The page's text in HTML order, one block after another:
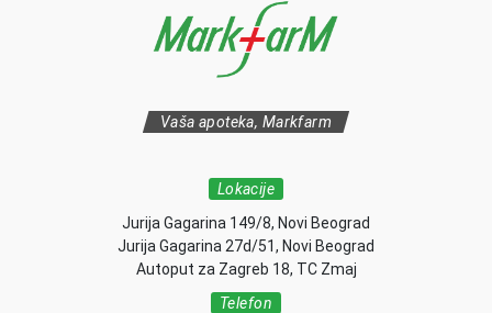
Vaša apoteka, Markfarm
Lokacije
Jurija Gagarina 149/8, Novi Beograd
Jurija Gagarina 27d/51, Novi Beograd
Autoput za Zagreb 18, TC Zmaj
Telefon